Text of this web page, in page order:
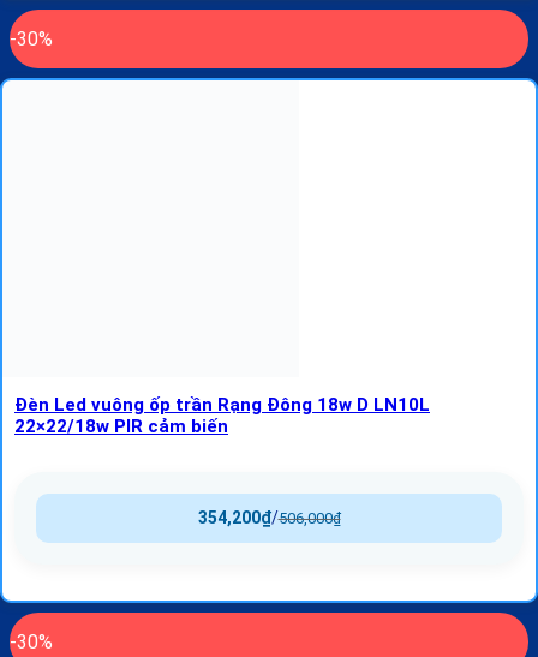
-30%
Đèn Led vuông ốp trần Rạng Đông 18w D LN10L
22×22/18w PIR cảm biến
506,000₫
/
354,200₫
-30%